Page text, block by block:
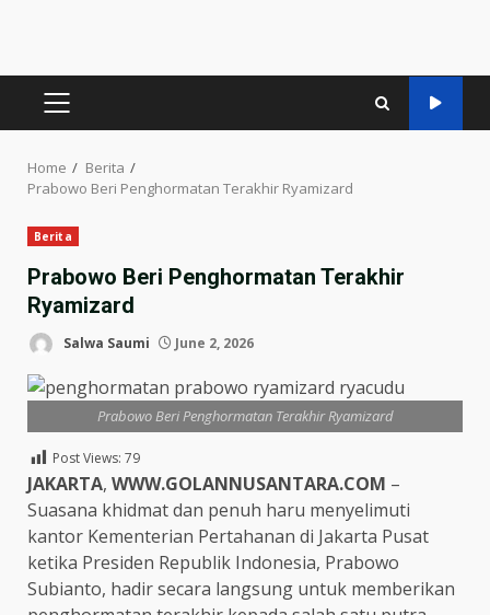
PRIMARY
Home
Berita
Prabowo Beri Penghormatan Terakhir Ryamizard
Berita
Prabowo Beri Penghormatan Terakhir
Ryamizard
Salwa Saumi June 2, 2026
Prabowo Beri Penghormatan Terakhir Ryamizard
Post Views: 79
JAKARTA, WWW.GOLANNUSANTARA.COM –
Suasana khidmat dan penuh haru menyelimuti
kantor Kementerian Pertahanan di Jakarta Pusat
ketika Presiden Republik Indonesia, Prabowo
Subianto, hadir secara langsung untuk memberikan